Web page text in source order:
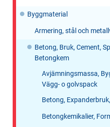
Byggmaterial
Armering, stål och
Betong, Bruk, Cement,
Betongkem
Avjämningsmassa,
Vägg- o golvspack
Betong,
Betongkemikalier,